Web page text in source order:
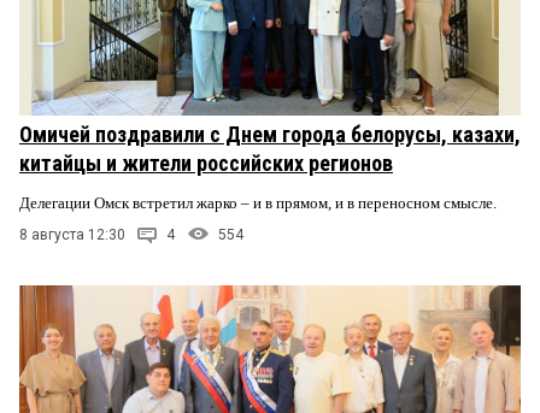
Омичей поздравили с Днем города белорусы, казахи,
китайцы и жители российских регионов
Делегации Омск встретил жарко – и в прямом, и в переносном смысле.
8 августа 12:30 4 554